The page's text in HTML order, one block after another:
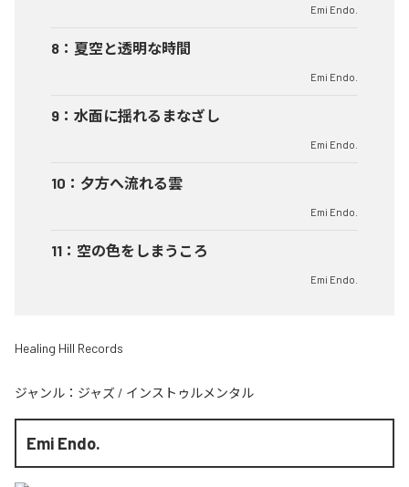
Emi Endo.
8 ： 夏空と透明な時間
Emi Endo.
9 ： 水面に揺れるまなざし
Emi Endo.
10 ： 夕方へ流れる雲
Emi Endo.
11 ： 空の色をしまうころ
Emi Endo.
Healing Hill Records
ジャンル： ジャズ / インストゥルメンタル
Emi Endo.